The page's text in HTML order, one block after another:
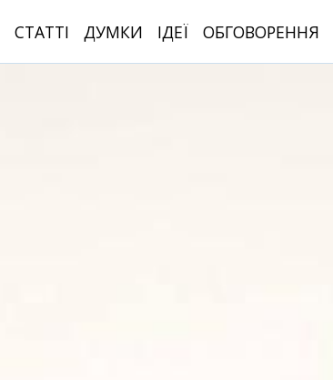
СТАТТІ ДУМКИ ІДЕЇ ОБГОВОРЕННЯ